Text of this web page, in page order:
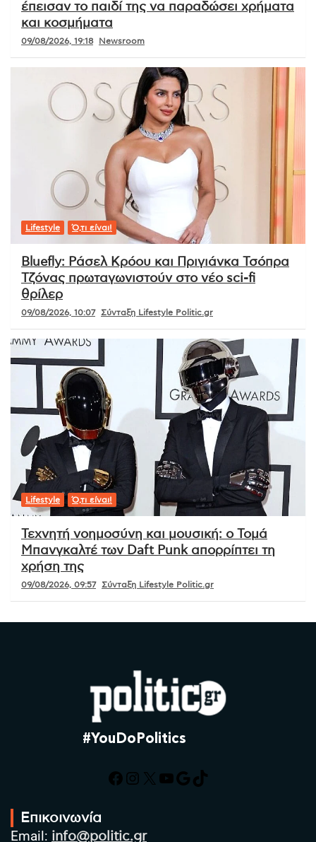
έπεισαν το παιδί της να παραδώσει χρήματα
και κοσμήματα
09/08/2026, 19:18 Newsroom
Lifestyle Ό,τι είναι!
Bluefly: Ράσελ Κρόου και Πριγιάνκα Τσόπρα
Τζόνας πρωταγωνιστούν στο νέο sci-fi
θρίλερ
09/08/2026, 10:07 Σύνταξη Lifestyle Politic.gr
Lifestyle Ό,τι είναι!
Τεχνητή νοημοσύνη και μουσική: ο Τομά
Μπανγκαλτέ των Daft Punk απορρίπτει τη
χρήση της
09/08/2026, 09:57 Σύνταξη Lifestyle Politic.gr
#YouDoPolitics
Facebook
Instagram
X YouTube
Google
TikTok
Επικοινωνία
Email: info@politic.gr